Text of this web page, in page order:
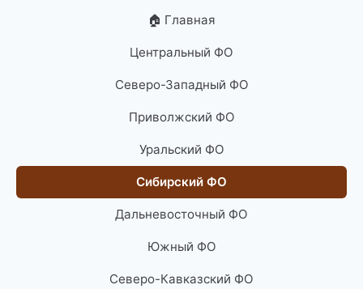
🏠 Главная
Центральный ФО
Северо-Западный ФО
Приволжский ФО
Уральский ФО
Сибирский ФО
Дальневосточный ФО
Южный ФО
Северо-Кавказский ФО